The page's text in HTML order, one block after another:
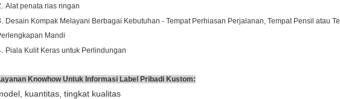
Alat penata rias ringan
Desain Kompak Melayani Berbagai Kebutuhan - Tempat Perhiasan Perjalanan, Tempat Pensil atau
Mandi
Piala Kulit Keras untuk Perlindungan
Knowhow Untuk Informasi Label Pribadi Kustom:
kuantitas, tingkat kualitas